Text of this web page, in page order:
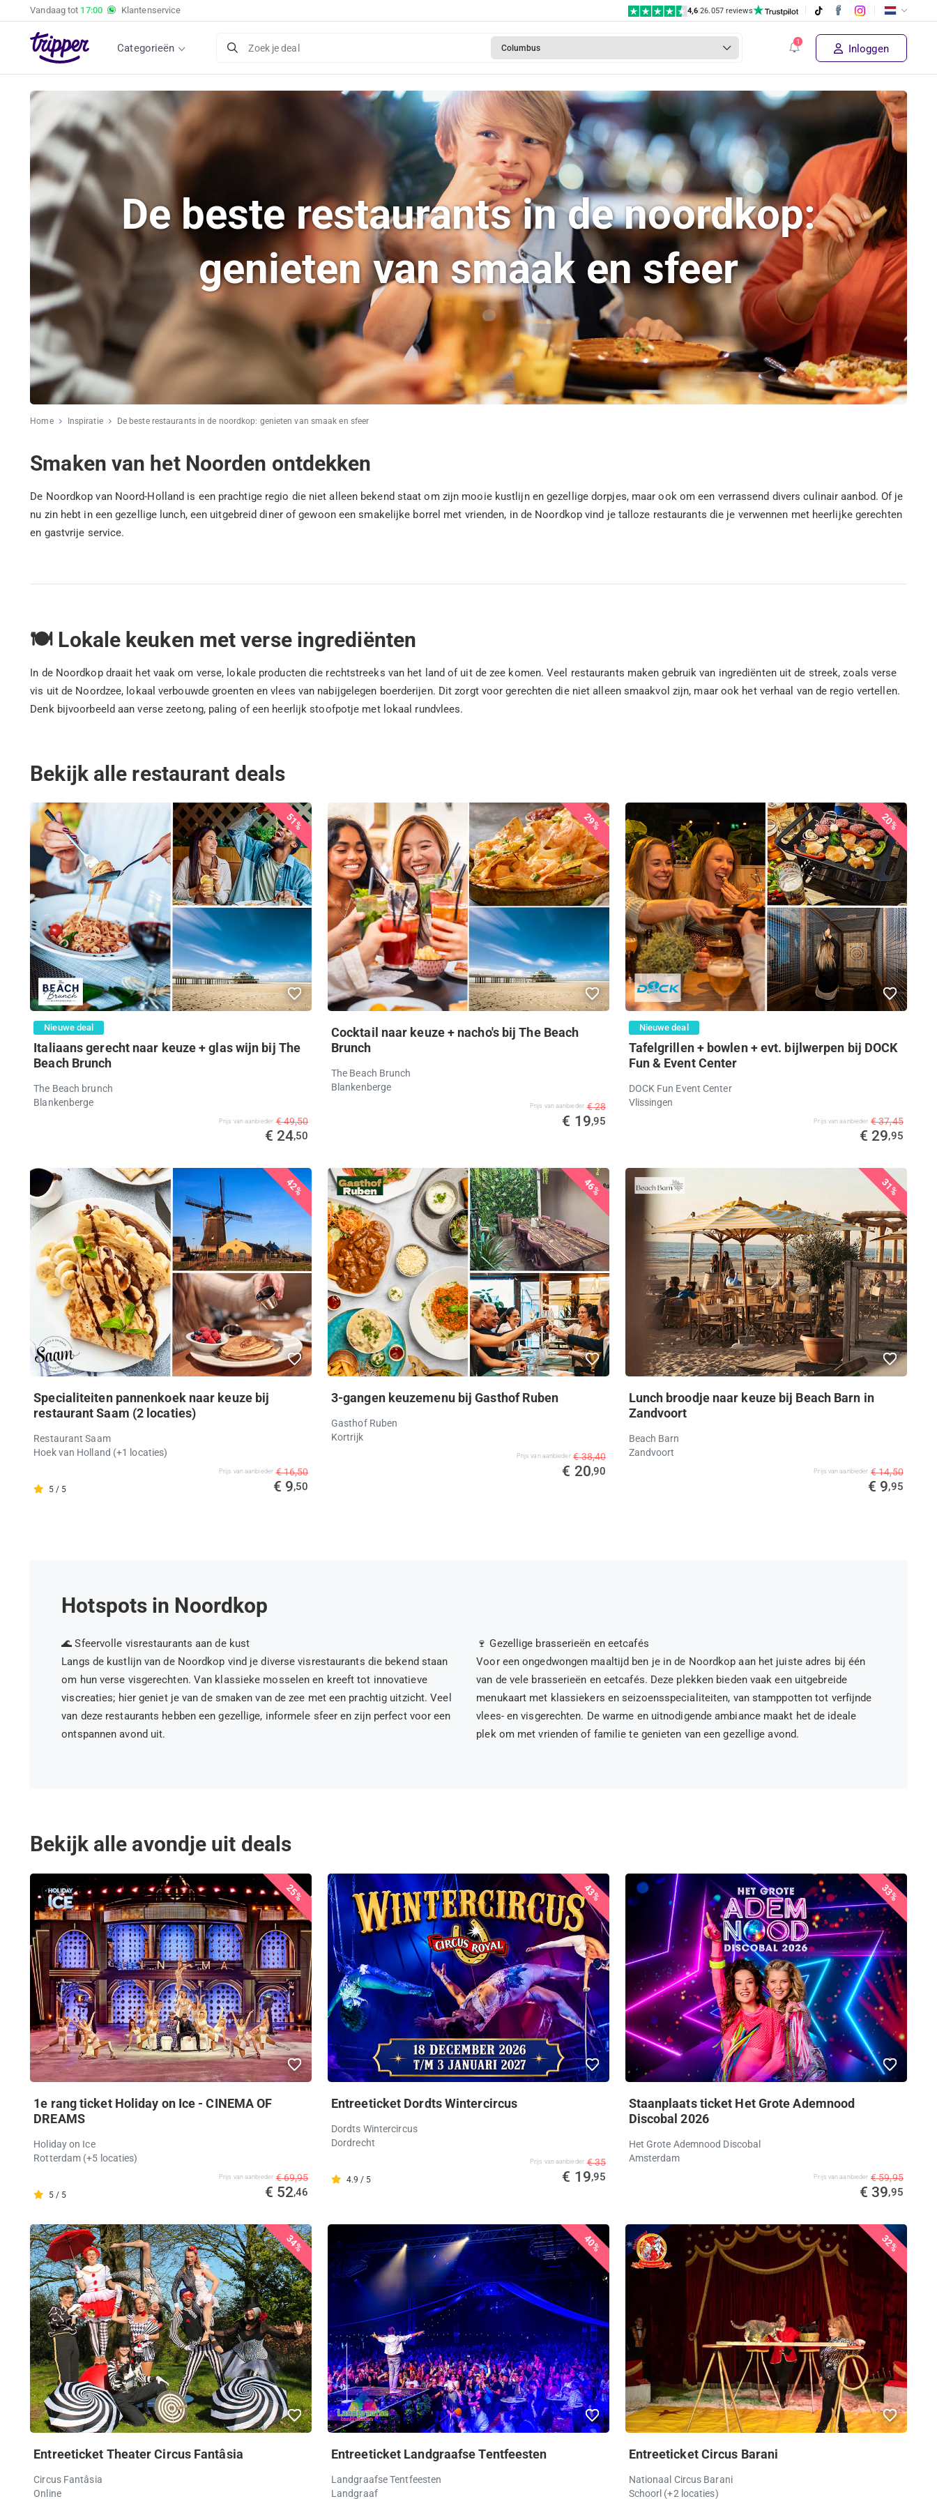
Vandaag tot 17:00 Klantenservice 4,6|26.057 reviews
Categorieën Zoek je deal Columbus Inloggen
De beste restaurants in de noordkop:
genieten van smaak en sfeer
Home Inspiratie De beste restaurants in de noordkop: genieten van smaak en sfeer
Smaken van het Noorden ontdekken
De Noordkop van Noord-Holland is een prachtige regio die niet alleen bekend staat om zijn mooie kustlijn en gezellige dorpjes, maar ook om een verrassend divers culinair aanbod. Of je
nu zin hebt in een gezellige lunch, een uitgebreid diner of gewoon een smakelijke borrel met vrienden, in de Noordkop vind je talloze restaurants die je verwennen met heerlijke gerechten
en gastvrije service.
🍽️ Lokale keuken met verse ingrediënten
In de Noordkop draait het vaak om verse, lokale producten die rechtstreeks van het land of uit de zee komen. Veel restaurants maken gebruik van ingrediënten uit de streek, zoals verse
vis uit de Noordzee, lokaal verbouwde groenten en vlees van nabijgelegen boerderijen. Dit zorgt voor gerechten die niet alleen smaakvol zijn, maar ook het verhaal van de regio vertellen.
Denk bijvoorbeeld aan verse zeetong, paling of een heerlijk stoofpotje met lokaal rundvlees.
Bekijk alle restaurant deals
51%
Nieuwe deal
Italiaans gerecht naar keuze + glas wijn bij The
Beach Brunch
The Beach brunch
Blankenberge
Prijs van aanbieder € 49,50
€ 24,50
29%
Cocktail naar keuze + nacho's bij The Beach
Brunch
The Beach Brunch
Blankenberge
Prijs van aanbieder € 28
€ 19,95
20%
Nieuwe deal
Tafelgrillen + bowlen + evt. bijlwerpen bij DOCK
Fun & Event Center
DOCK Fun Event Center
Vlissingen
Prijs van aanbieder € 37,45
€ 29,95
42%
Specialiteiten pannenkoek naar keuze bij
restaurant Saam (2 locaties)
Restaurant Saam
Hoek van Holland (+1 locaties)
5 / 5
Prijs van aanbieder € 16,50
€ 9,50
46%
3-gangen keuzemenu bij Gasthof Ruben
Gasthof Ruben
Kortrijk
Prijs van aanbieder € 38,40
€ 20,90
31%
Lunch broodje naar keuze bij Beach Barn in
Zandvoort
Beach Barn
Zandvoort
Prijs van aanbieder € 14,50
€ 9,95
Hotspots in Noordkop
🌊 Sfeervolle visrestaurants aan de kust
Langs de kustlijn van de Noordkop vind je diverse visrestaurants die bekend staan
om hun verse visgerechten. Van klassieke mosselen en kreeft tot innovatieve
viscreaties; hier geniet je van de smaken van de zee met een prachtig uitzicht. Veel
van deze restaurants hebben een gezellige, informele sfeer en zijn perfect voor een
ontspannen avond uit.
🍷 Gezellige brasserieën en eetcafés
Voor een ongedwongen maaltijd ben je in de Noordkop aan het juiste adres bij één
van de vele brasserieën en eetcafés. Deze plekken bieden vaak een uitgebreide
menukaart met klassiekers en seizoensspecialiteiten, van stamppotten tot verfijnde
vlees- en visgerechten. De warme en uitnodigende ambiance maakt het de ideale
plek om met vrienden of familie te genieten van een gezellige avond.
Bekijk alle avondje uit deals
25%
1e rang ticket Holiday on Ice - CINEMA OF
DREAMS
Holiday on Ice
Rotterdam (+5 locaties)
5 / 5
Prijs van aanbieder € 69,95
€ 52,46
43%
Entreeticket Dordts Wintercircus
Dordts Wintercircus
Dordrecht
4.9 / 5
Prijs van aanbieder € 35
€ 19,95
33%
Staanplaats ticket Het Grote Ademnood
Discobal 2026
Het Grote Ademnood Discobal
Amsterdam
Prijs van aanbieder € 59,95
€ 39,95
34%
Entreeticket Theater Circus Fantâsia
Circus Fantâsia
Online
40%
Entreeticket Landgraafse Tentfeesten
Landgraafse Tentfeesten
Landgraaf
32%
Entreeticket Circus Barani
Nationaal Circus Barani
Schoorl (+2 locaties)